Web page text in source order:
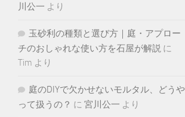
川公一 より
玉砂利の種類と選び方｜庭・アプロー
チのおしゃれな使い方を石屋が解説 に
Tim より
庭のDIYで欠かせないモルタル、どうや
って扱うの？ に 宮川公一 より